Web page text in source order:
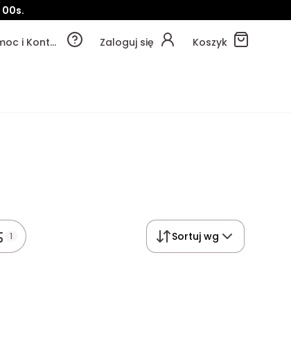
58s.
Pomoc i Kontakt Zaloguj się Koszyk
1 Sortuj wg